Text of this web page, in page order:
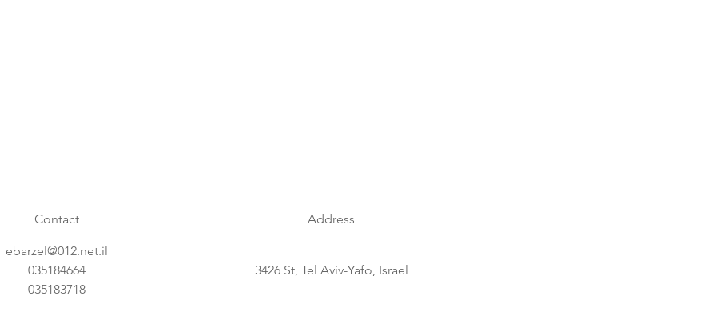
Contact Address
ebarzel@012.net.il
035184664
3426 St, Tel Aviv-Yafo, Israel
035183718